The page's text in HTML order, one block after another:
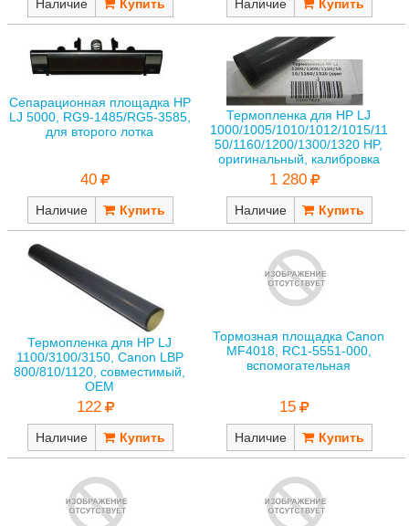
Наличие Наличие
Сепарационная площадка HP
LJ 5000, RG9-1485/RG5-3585,
для второго лотка
40
Наличие
Термопленка для HP LJ
1000/1005/1010/1012/1015/11
50/1160/1200/1300/1320 HP,
оригинальный, калибровка
1 280
Наличие
Термопленка для HP LJ
1100/3100/3150, Canon LBP
800/810/1120, совместимый,
OEM
122
Наличие
Тормозная площадка Canon
MF4018, RC1-5551-000,
вспомогательная
15
Наличие